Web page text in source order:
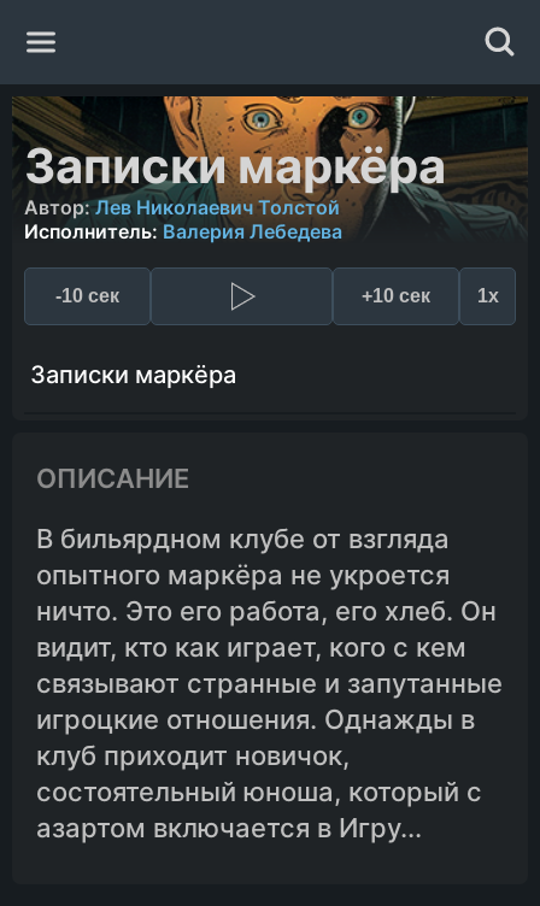
Главная
Жанры
Авторы
Исполнители
Записки маркёра
Автор:Лев Николаевич Толстой
Исполнитель: Валерия Лебедева
-10 сек +10 сек 1x
Записки маркёра
ОПИСАНИЕ
В бильярдном клубе от взгляда
опытного маркёра не укроется
ничто. Это его работа, его хлеб. Он
видит, кто как играет, кого с кем
связывают странные и запутанные
игроцкие отношения. Однажды в
клуб приходит новичок,
состоятельный юноша, который с
азартом включается в Игру...